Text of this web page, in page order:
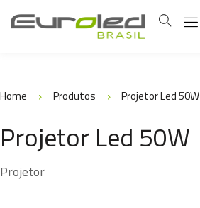
Home Produtos Projetor Led 50W
Projetor Led 50W
Projetor